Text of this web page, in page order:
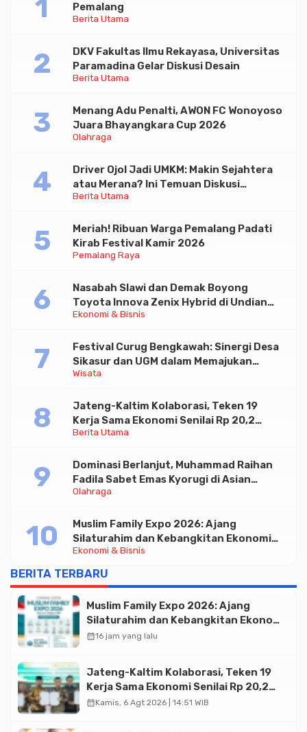
Berita Utama
Pemalang
Berita Utama
DKV Fakultas Ilmu Rekayasa, Universitas
Paramadina Gelar Diskusi Desain
Olahraga
Menang Adu Penalti, AWON FC Wonoyoso
Juara Bhayangkara Cup 2026
Berita Utama
Driver Ojol Jadi UMKM: Makin Sejahtera
atau Merana? Ini Temuan Diskusi
Paramadina
Pemalang Raya
Meriah! Ribuan Warga Pemalang Padati
Kirab Festival Kamir 2026
Ekonomi & Bisnis
Nasabah Slawi dan Demak Boyong
Toyota Innova Zenix Hybrid di Undian
Tabungan Bima Bank Jateng
Wisata
Festival Curug Bengkawah: Sinergi Desa
Sikasur dan UGM dalam Memajukan
Wisata serta UMKM Lokal
Berita Utama
Jateng-Kaltim Kolaborasi, Teken 19
Kerja Sama Ekonomi Senilai Rp 20,2
Triliun
Olahraga
Dominasi Berlanjut, Muhammad Raihan
Fadila Sabet Emas Kyorugi di Asian
Taekwondo Indonesia Open 2026
Ekonomi & Bisnis
Muslim Family Expo 2026: Ajang
Silaturahim dan Kebangkitan Ekonomi
Halal di Jakarta
BERITA TERBARU
Muslim Family Expo 2026: Ajang
Silaturahim dan Kebangkitan Ekonomi
Halal di Jakarta
calendar_month16 jam yang lalu
Jateng-Kaltim Kolaborasi, Teken 19
Kerja Sama Ekonomi Senilai Rp 20,2
Triliun
calendar_monthKamis, 6 Agt 2026 | 14:51 WIB